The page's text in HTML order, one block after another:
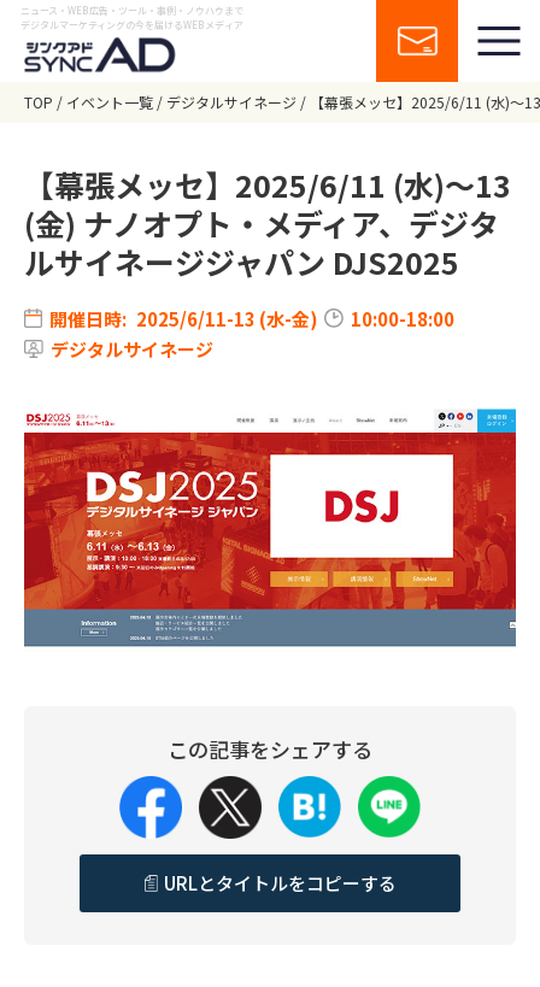
ニュース・WEB広告・ツール・事例・ノウハウまで
デジタルマーケティングの今を届けるWEBメディア
TOP イベント一覧 デジタルサイネージ 【幕張メッセ】2025/6/11 (水)～
【幕張メッセ】2025/6/11 (水)～13
(金) ナノオプト・メディア、デジタ
ルサイネージジャパン DJS2025
開催日時: 2025/6/11-13 (水-金)
10:00-18:00
デジタルサイネージ
この記事をシェアする
URLとタイトルをコピーする